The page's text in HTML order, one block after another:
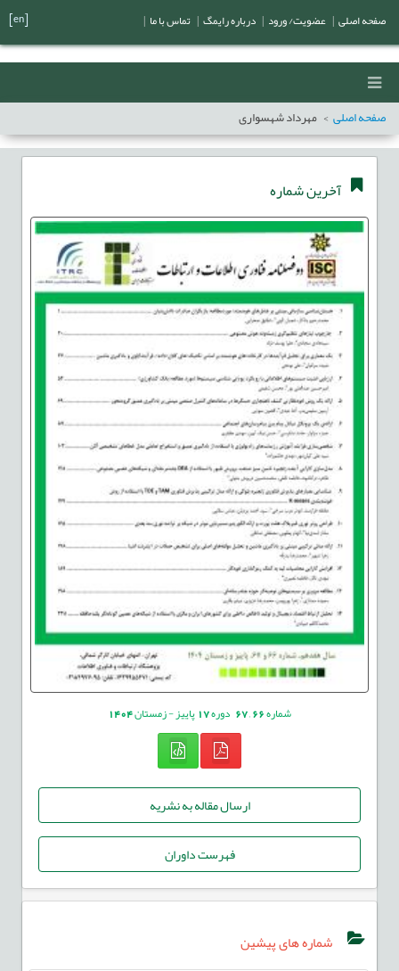
صفحه اصلی مهرداد شهسواری
آخرین شماره
شماره66
,
67 دوره17پاییز - زمستان1404
ارسال مقاله به نشریه
فهرست داوران
شماره های پیشین
صفحه اصلی عضویت/ ورود درباره رایمگ تماس با ما